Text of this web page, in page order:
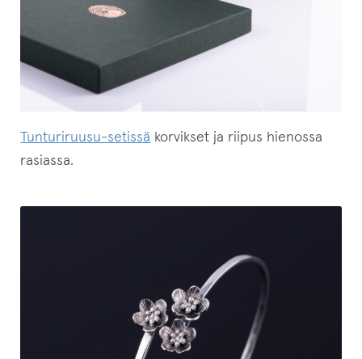
Tunturiruusu-setissä korvikset ja riipus hienossa
rasiassa.